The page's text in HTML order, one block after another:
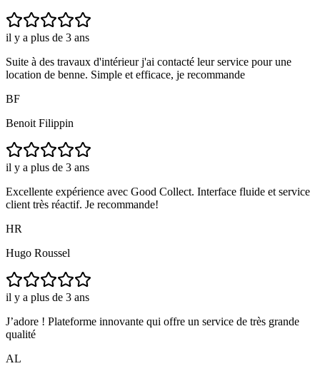
il y a plus de 3 ans
Suite à des travaux d'intérieur j'ai contacté leur service pour une
location de benne. Simple et efficace, je recommande
BF
Benoit Filippin
il y a plus de 3 ans
Excellente expérience avec Good Collect. Interface fluide et service
client très réactif. Je recommande!
HR
Hugo Roussel
il y a plus de 3 ans
J’adore ! Plateforme innovante qui offre un service de très grande
qualité
AL